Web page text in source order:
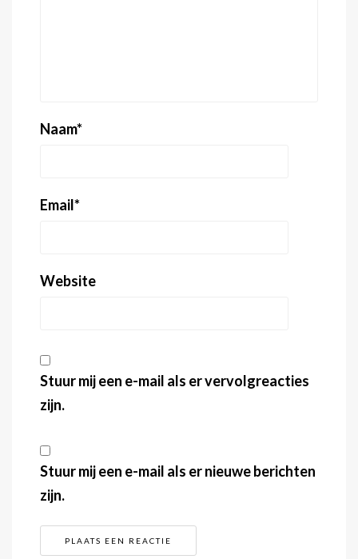
Naam*
Email*
Website
Stuur mij een e-mail als er vervolgreacties
zijn.
Stuur mij een e-mail als er nieuwe berichten
zijn.